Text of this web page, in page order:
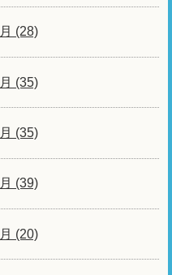
(28)
(35)
(35)
(39)
(20)